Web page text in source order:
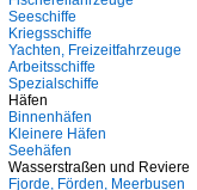
Seeschiffe
Kriegsschiffe
Yachten, Freizeitfahrzeuge
Arbeitsschiffe
Spezialschiffe
Häfen
Binnenhäfen
Kleinere Häfen
Seehäfen
Wasserstraßen und Reviere
Fjorde, Förden, Meerbusen